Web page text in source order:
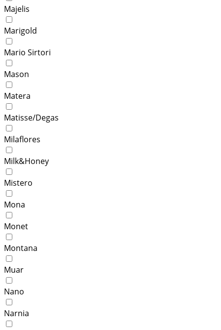
Majelis
Marigold
Mario Sirtori
Mason
Matera
Matisse/Degas
Milaflores
Milk&Honey
Mistero
Mona
Monet
Montana
Muar
Nano
Narnia